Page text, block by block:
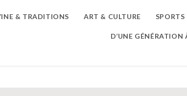
& TRADITIONS ART & CULTURE SPORTS
D’UNE GÉNÉRATION